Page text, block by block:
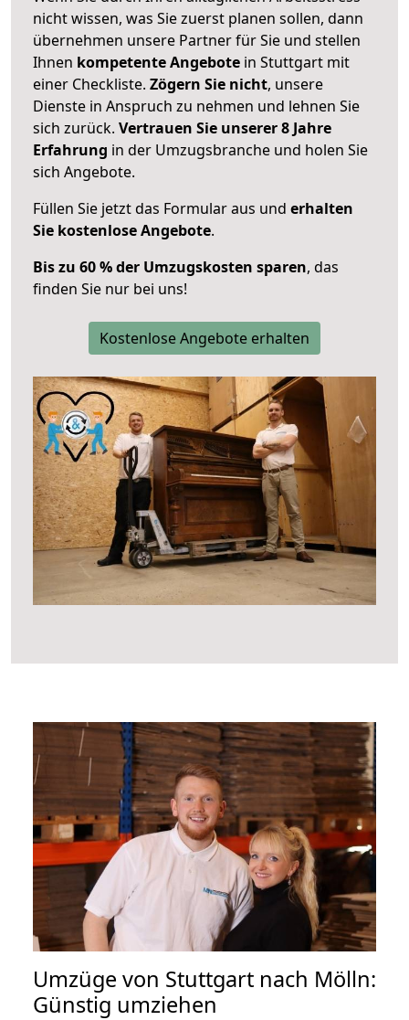
nicht wissen, was Sie zuerst planen sollen, dann
übernehmen unsere Partner für Sie und stellen
Ihnen kompetente Angebote in Stuttgart mit
einer Checkliste. Zögern Sie nicht, unsere
Dienste in Anspruch zu nehmen und lehnen Sie
sich zurück. Vertrauen Sie unserer 8 Jahre
Erfahrung in der Umzugsbranche und holen Sie
sich Angebote.
Füllen Sie jetzt das Formular aus und erhalten
Sie kostenlose Angebote.
Bis zu 60 % der Umzugskosten sparen, das
finden Sie nur bei uns!
Kostenlose Angebote erhalten
Umzüge von Stuttgart nach Mölln:
Günstig umziehen